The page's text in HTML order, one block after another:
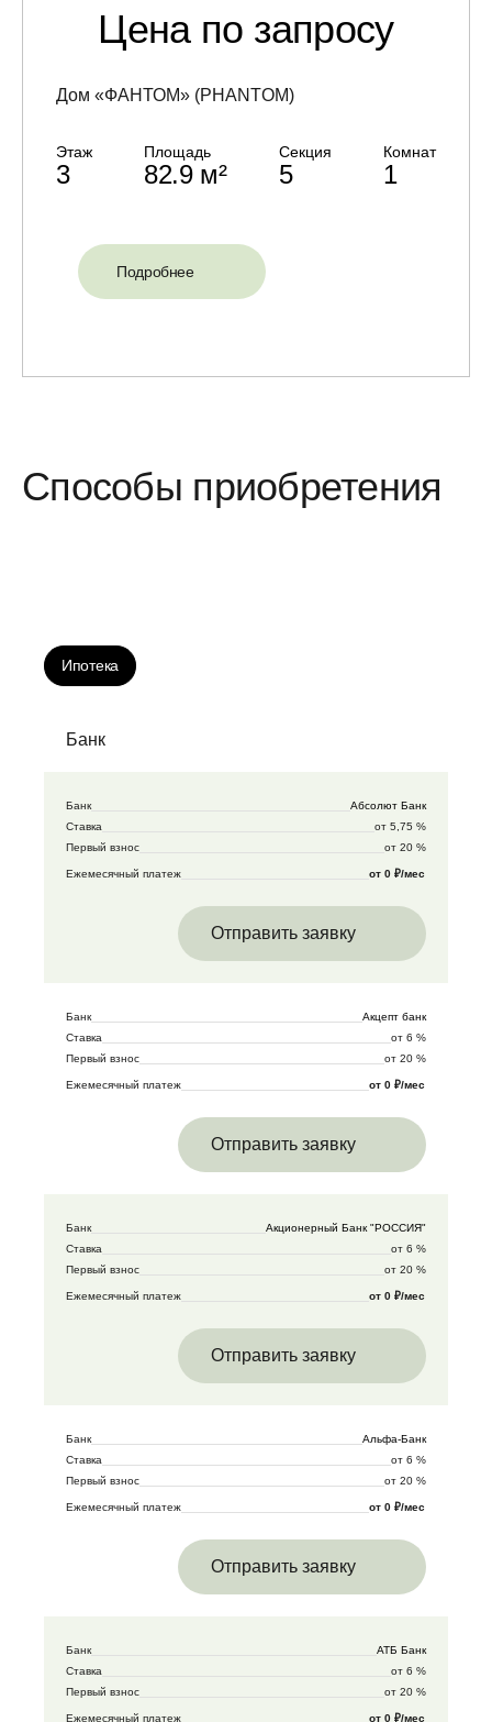
Цена по запросу
Дом «ФАНТОМ» (PHANTOM)
Этаж
3
Площадь
82.9 м²
Секция
5
Комнат
1
Подробнее
Способы приобретения
Ипотека
Банк
Банк
Абсолют Банк
Ставка
от 5,75 %
Первый взнос
от 20 %
Ежемесячный платеж от 0 ₽/мес
Отправить заявку
Банк
Акцепт банк
Ставка
от 6 %
Первый взнос
от 20 %
Ежемесячный платеж от 0 ₽/мес
Отправить заявку
Банк
Акционерный Банк "РОССИЯ"
Ставка
от 6 %
Первый взнос
от 20 %
Ежемесячный платеж от 0 ₽/мес
Отправить заявку
Банк
Альфа-Банк
Ставка
от 6 %
Первый взнос
от 20 %
Ежемесячный платеж от 0 ₽/мес
Отправить заявку
Банк
АТБ Банк
Ставка
от 6 %
Первый взнос
от 20 %
Ежемесячный платеж от 0 ₽/мес